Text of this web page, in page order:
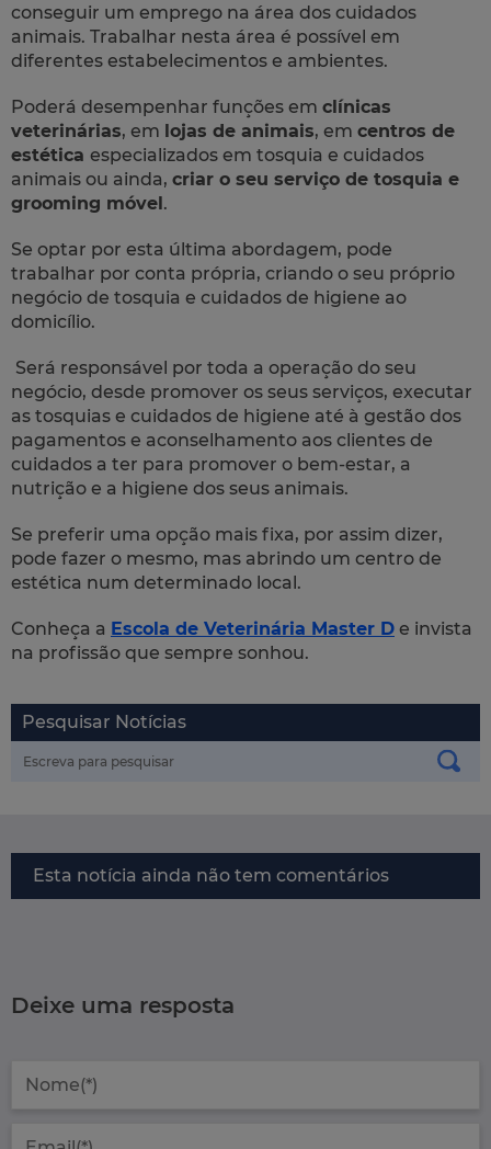
conseguir um emprego na área dos cuidados
animais. Trabalhar nesta área é possível em
diferentes estabelecimentos e ambientes.
Poderá desempenhar funções em clínicas
veterinárias, em lojas de animais, em centros de
estética especializados em tosquia e cuidados
animais ou ainda, criar o seu serviço de tosquia e
grooming móvel.
Se optar por esta última abordagem, pode
trabalhar por conta própria, criando o seu próprio
negócio de tosquia e cuidados de higiene ao
domicílio.
Será responsável por toda a operação do seu
negócio, desde promover os seus serviços, executar
as tosquias e cuidados de higiene até à gestão dos
pagamentos e aconselhamento aos clientes de
cuidados a ter para promover o bem-estar, a
nutrição e a higiene dos seus animais.
Se preferir uma opção mais fixa, por assim dizer,
pode fazer o mesmo, mas abrindo um centro de
estética num determinado local.
Conheça a Escola de Veterinária Master D e invista
na profissão que sempre sonhou.
Pesquisar Notícias
Esta notícia ainda não tem comentários
Deixe uma resposta